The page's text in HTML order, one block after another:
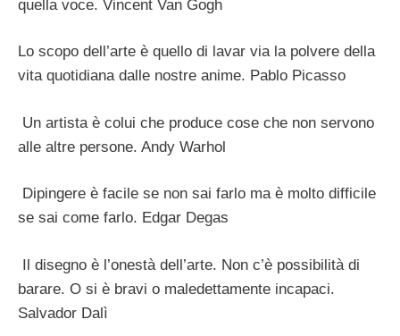
quella voce. Vincent Van Gogh
Lo scopo dell’arte è quello di lavar via la polvere della
vita quotidiana dalle nostre anime. Pablo Picasso
Un artista è colui che produce cose che non servono
alle altre persone. Andy Warhol
Dipingere è facile se non sai farlo ma è molto difficile
se sai come farlo. Edgar Degas
Il disegno è l’onestà dell’arte. Non c’è possibilità di
barare. O si è bravi o maledettamente incapaci.
Salvador Dalì